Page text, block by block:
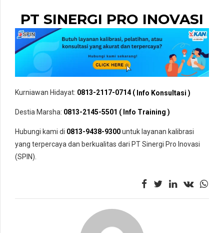
PT SINERGI PRO INOVASI
Kurniawan Hidayat: 0813-2117-0714 ( Info Konsultasi )
Destia Marsha: 0813-2145-5501 ( Info Training )
Hubungi kami di 0813-9438-9300untuk layanan kalibrasi
yang terpercaya dan berkualitas dari PT Sinergi Pro Inovasi
(SPIN).